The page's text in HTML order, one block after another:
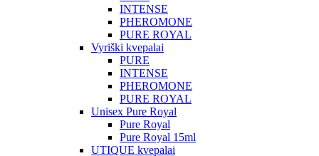
INTENSE
PHEROMONE
PURE ROYAL
Vyriški kvepalai
PURE
INTENSE
PHEROMONE
PURE ROYAL
Unisex Pure Royal
Pure Royal
Pure Royal 15ml
UTIQUE kvepalai